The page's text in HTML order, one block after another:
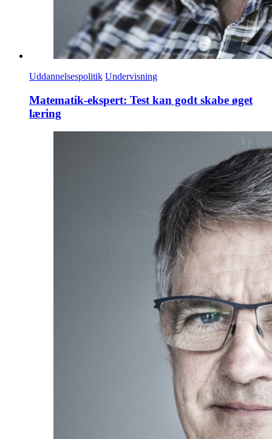
Uddannelsespolitik Undervisning
Matematik-ekspert: Test kan godt skabe øget
læring